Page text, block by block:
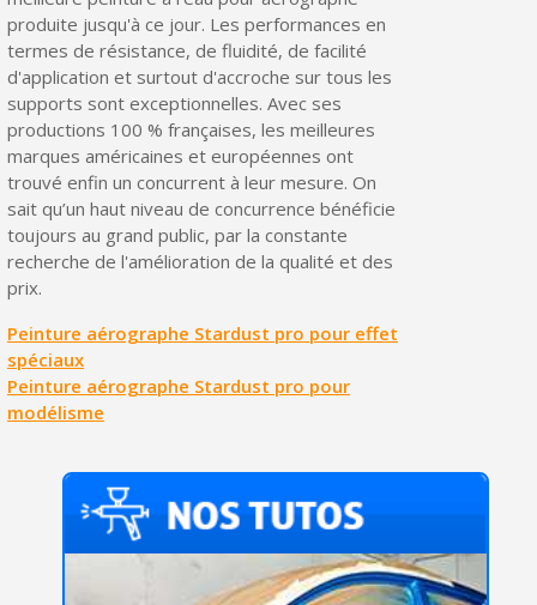
produite jusqu'à ce jour. Les performances en
termes de résistance, de fluidité, de facilité
d'application et surtout d'accroche sur tous les
supports sont exceptionnelles. Avec ses
productions 100 % françaises, les meilleures
marques américaines et européennes ont
trouvé enfin un concurrent à leur mesure. On
sait qu’un haut niveau de concurrence bénéficie
toujours au grand public, par la constante
recherche de l'amélioration de la qualité et des
prix.
Peinture aérographe Stardust pro pour effet
spéciaux
Peinture aérographe Stardust pro pour
modélisme